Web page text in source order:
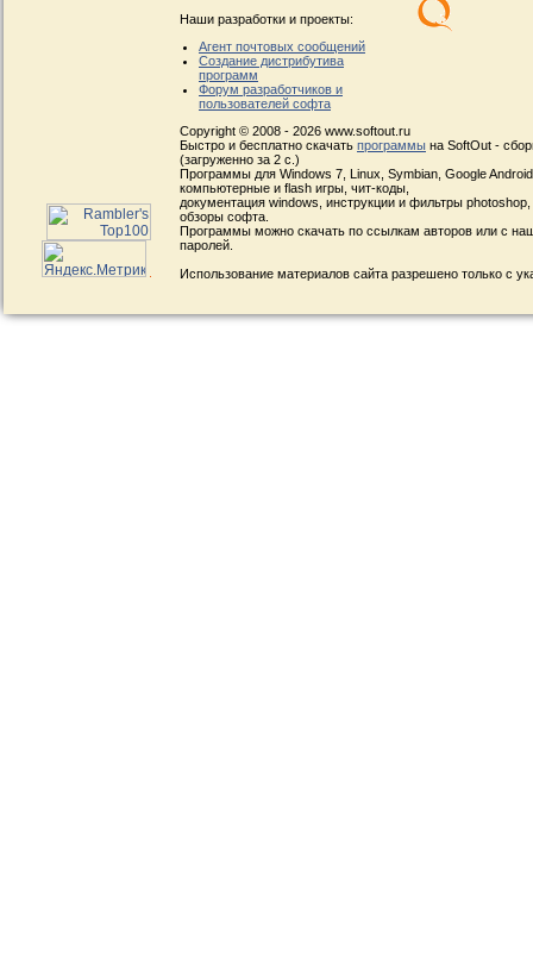
Наши разработки и проекты:
Агент почтовых сообщений
Создание дистрибутива
программ
Форум разработчиков и
пользователей софта
Copyright © 2008 - 2026 www.softout.ru
Быстро и бесплатно скачать программы на SoftOut -
(загруженно за 2 с.)
Программы для Windows 7, Linux, Symbian, Google
компьютерные и flash игры, чит-коды,
документация windows, инструкции и фильтры
обзоры софта.
Программы можно скачать по ссылкам авторов или с
паролей.
Использование материалов сайта разрешено только с